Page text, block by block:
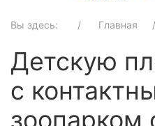
Вы здесь: Главная
Детскую
с
зоопарком